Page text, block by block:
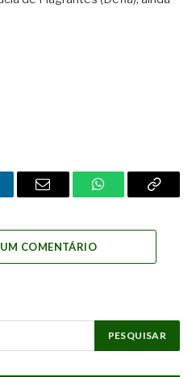
Email WhatsAppCopy
COMENTÁRIO